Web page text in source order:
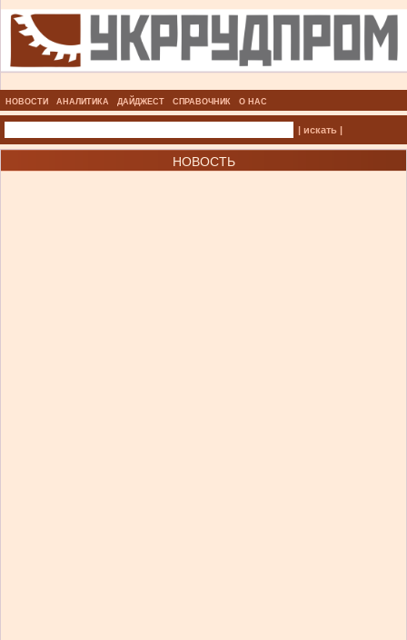
НОВОСТИ АНАЛИТИКА ДАЙДЖЕСТ СПРАВОЧНИК О НАС
| искать |
НОВОСТЬ